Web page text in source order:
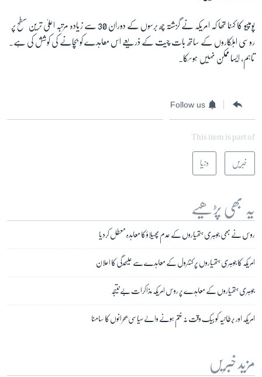
پومپیو کا کہنا تھا کہ امریکہ نے گزشتہ چھ برسوں کے دوران 30 سے زیادہ مرتبہ اعلیٰ ترین سطح پر
روسی اہلکاروں کے ساتھ بات چیت کے ذریعے اس معاہدے کو بچانے کی کوشش کی ہے۔
تاہم، ایسا ممکن نہیں ہوسکا۔
Follow us
This item is part of
خبریں دنیا
یہ بھی پڑھیے
روس نے بھی جوہری ہتھیاروں کے عدم پھیلاؤ کا معاہدہ معطل کردیا
امریکہ کا جوہری ہتھیاروں پر کنٹرول کے معاہدے سے علیحدگی کا اعلان
جوہری ہتھیاروں کے معاہدے پر روس امریکہ مذاکرات بے نتیجہ
امریکہ اور برطانیہ کو بیک وقت نہ ختم ہونے والے سیاسی بحرانوں کا سامنا
مزید خبریں